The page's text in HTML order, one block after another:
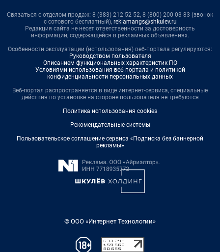
Связаться с отделом продаж: 8 (383) 212-52-52, 8 (800) 200-03-83 (звонок
с сотового бесплатный), reklamangs@shkulev.ru
Редакция сайта не несет ответственности за достоверность
информации, содержащейся в рекламных объявлениях.
Особенности эксплуатации (использования) веб-портала регулируются:
Руководством пользователя
Описанием функциональных характеристик ПО
Условиями использования веб-портала и политикой
конфиденциальности персональных данных
Веб-портал распространяется в виде интернет-сервиса, специальные
действия по установке на стороне пользователя не требуются
Политика использования cookies
Рекомендательные системы
Пользовательское соглашение сервиса «Подписка без баннерной
рекламы»
© ООО «Интернет Технологии»